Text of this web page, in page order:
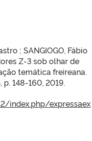
; SANGIOGO, Fábio
Z-3 sob olhar de
temática freireana.
p. 148-160, 2019.
index.php/expressaex